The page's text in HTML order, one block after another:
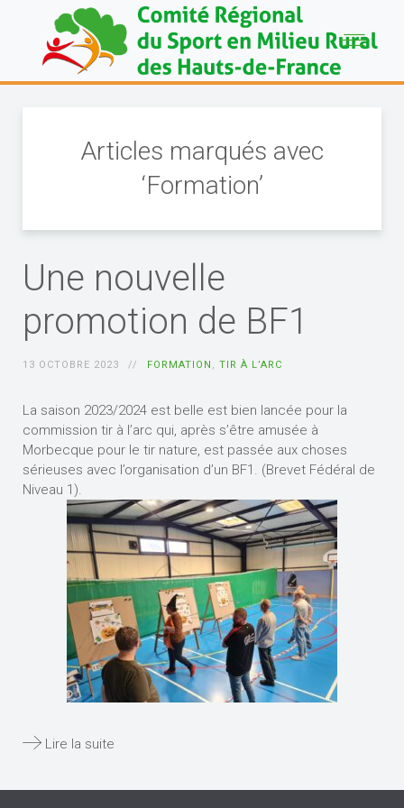
Articles marqués avec
‘Formation’
Une nouvelle
promotion de BF1
13 OCTOBRE 2023 FORMATION , TIR À L’ARC
La saison 2023/2024 est belle est bien lancée pour la
commission tir à l’arc qui, après s’être amusée à
Morbecque pour le tir nature, est passée aux choses
sérieuses avec l’organisation d’un BF1. (Brevet Fédéral de
Niveau 1).
Lire la suite